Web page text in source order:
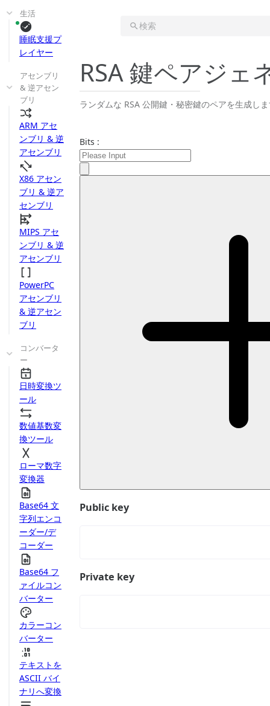
生活
睡眠支援プ
レイヤー
アセンブリ
& 逆アセン
ブリ
ARM アセ
ンブリ & 逆
アセンブリ
X86 アセン
ブリ & 逆ア
センブリ
MIPS アセ
ンブリ & 逆
アセンブリ
PowerPC
アセンブリ
& 逆アセン
ブリ
コンバータ
ー
日時変換ツ
ール
数値基数変
換ツール
ローマ数字
変換器
Base64 文
字列エンコ
ーダー/デ
コーダー
Base64 フ
ァイルコン
バーター
カラーコン
バーター
テキストを
ASCII バイ
ナリへ変換
検索
RSA 鍵ペアジェ
ランダムな RSA 公開鍵・秘密鍵のペアを生成し
Bits :
Public key
Private key